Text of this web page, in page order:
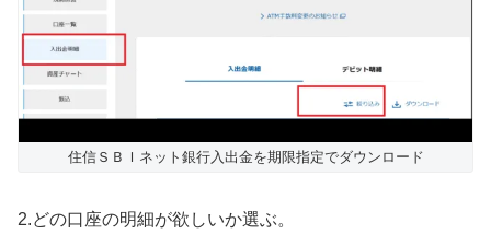
住信ＳＢＩネット銀行入出金を期限指定でダウンロード
2.どの口座の明細が欲しいか選ぶ。